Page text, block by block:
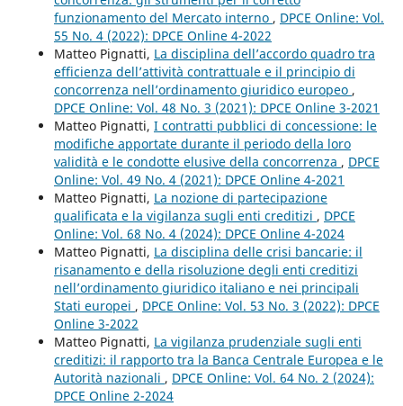
funzionamento del Mercato interno , DPCE Online: Vol.
55 No. 4 (2022): DPCE Online 4-2022
Matteo Pignatti, La disciplina dell’accordo quadro tra
efficienza dell’attività contrattuale e il principio di
concorrenza nell’ordinamento giuridico europeo ,
DPCE Online: Vol. 48 No. 3 (2021): DPCE Online 3-2021
Matteo Pignatti, I contratti pubblici di concessione: le
modifiche apportate durante il periodo della loro
validità e le condotte elusive della concorrenza , DPCE
Online: Vol. 49 No. 4 (2021): DPCE Online 4-2021
Matteo Pignatti, La nozione di partecipazione
qualificata e la vigilanza sugli enti creditizi , DPCE
Online: Vol. 68 No. 4 (2024): DPCE Online 4-2024
Matteo Pignatti, La disciplina delle crisi bancarie: il
risanamento e della risoluzione degli enti creditizi
nell’ordinamento giuridico italiano e nei principali
Stati europei , DPCE Online: Vol. 53 No. 3 (2022): DPCE
Online 3-2022
Matteo Pignatti, La vigilanza prudenziale sugli enti
creditizi: il rapporto tra la Banca Centrale Europea e le
Autorità nazionali , DPCE Online: Vol. 64 No. 2 (2024):
DPCE Online 2-2024